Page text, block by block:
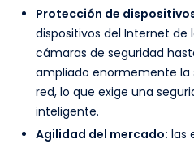
Protección de
dispositivos del Internet de
cámaras de seguridad
ampliado enormemente la
red, lo que exige una
inteligente.
Agilidad del mercado: las